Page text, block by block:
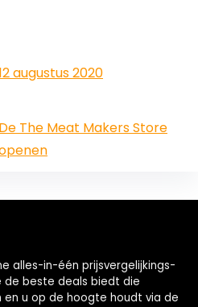
augustus 2020
De The Meat Makers Store
alles-in-één prijsvergelijkings-
de beste deals biedt die
en u op de hoogte houdt via de